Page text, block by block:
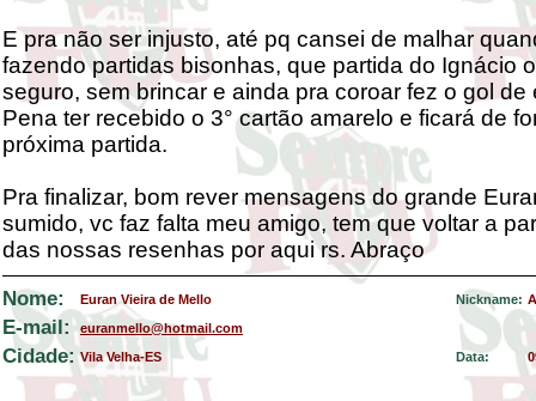
E pra não ser injusto, até pq cansei de malhar
fazendo partidas bisonhas, que partida do Ignácio
seguro, sem brincar e ainda pra coroar fez o gol de
Pena ter recebido o 3° cartão amarelo e ficará de
próxima partida.
Pra finalizar, bom rever mensagens do grande
sumido, vc faz falta meu amigo, tem que voltar a
das nossas resenhas por aqui rs. Abraço
Nome: Euran Vieira de Mello Nickname:
E-mail: euranmello@hotmail.com
Cidade: Vila Velha-ES Data: